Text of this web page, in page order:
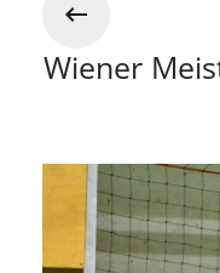
Wiener